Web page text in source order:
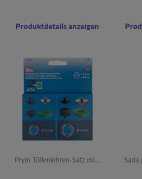
Produktdetails anzeigen
Prym Tüllenlehren-Satz mit Unterlegscheiben Ø 11 und 14 mm